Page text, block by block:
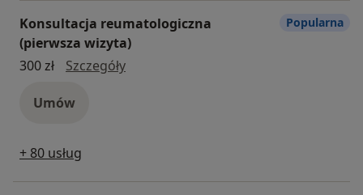
Konsultacja reumatologiczna
(pierwsza wizyta)
300 zł
Szczegółykonsultacja reumatologiczna
Umów
Popularna
+ 80 usług